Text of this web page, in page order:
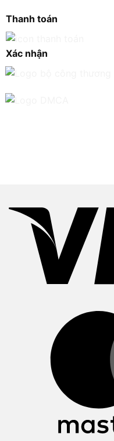
Thanh toán
Xác nhận